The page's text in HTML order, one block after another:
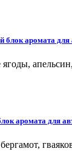
аромата для
аромата для